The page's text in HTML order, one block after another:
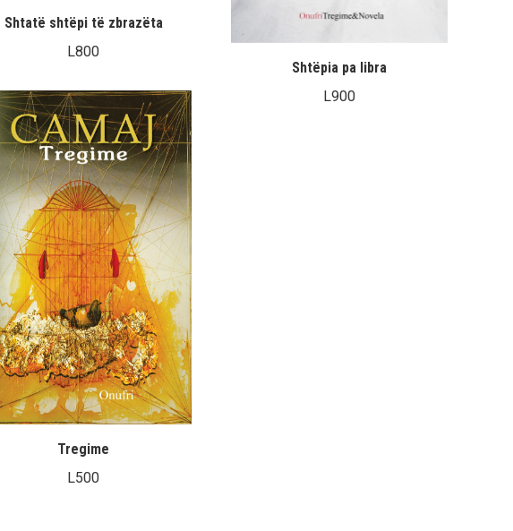
Shtatë shtëpi të zbrazëta
L800
Shtëpia pa libra
L900
Tregime
L500